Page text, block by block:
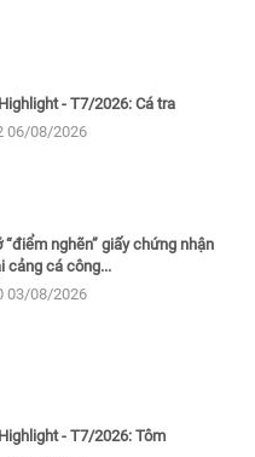
- T7/2026: Cá tra
06/08/2026
“điểm nghẽn” giấy chứng nhận
cảng cá công...
03/08/2026
- T7/2026: Tôm